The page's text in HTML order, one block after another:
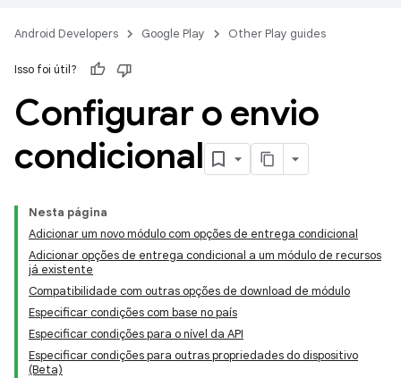
Android Developers Google Play Other Play guides
Isso foi útil?
Configurar o envio
condicional
Nesta página
Adicionar um novo módulo com opções de entrega condicional
Adicionar opções de entrega condicional a um módulo de recursos
já existente
Compatibilidade com outras opções de download de módulo
Especificar condições com base no país
Especificar condições para o nível da API
Especificar condições para outras propriedades do dispositivo
(Beta)